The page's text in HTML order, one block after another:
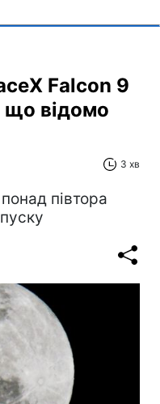
Falcon 9
що відомо
3 хв
півтора